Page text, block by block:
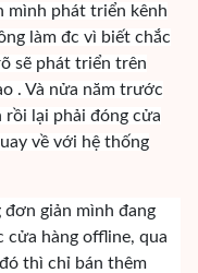
mình phát triển kênh
làm đc vì biết chắc
sẽ phát triển trên
. Và nửa năm trước
lại phải đóng cửa
về với hệ thống
giản mình đang
cửa hàng offline, qua
thì chỉ bán thêm